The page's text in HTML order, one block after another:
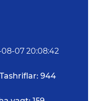
07 20:08:42
944